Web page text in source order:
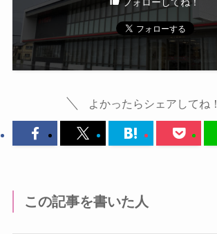
よかったらシェアしてね！
この記事を書いた人